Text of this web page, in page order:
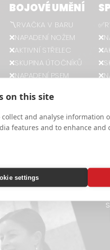
BOJOVÉ UMĚNÍ
〽️RVAČKA V BARU
❌NAPADENÍ NOŽEM
❌AKTIVNÍ STŘELEC
❌SKUPINA ÚTOČNÍKŮ
❌NAPADENÍ PSEM
❌PRVNÍ POMOC
SI
on this site
collect and analyse information
features and to enhance and
settings